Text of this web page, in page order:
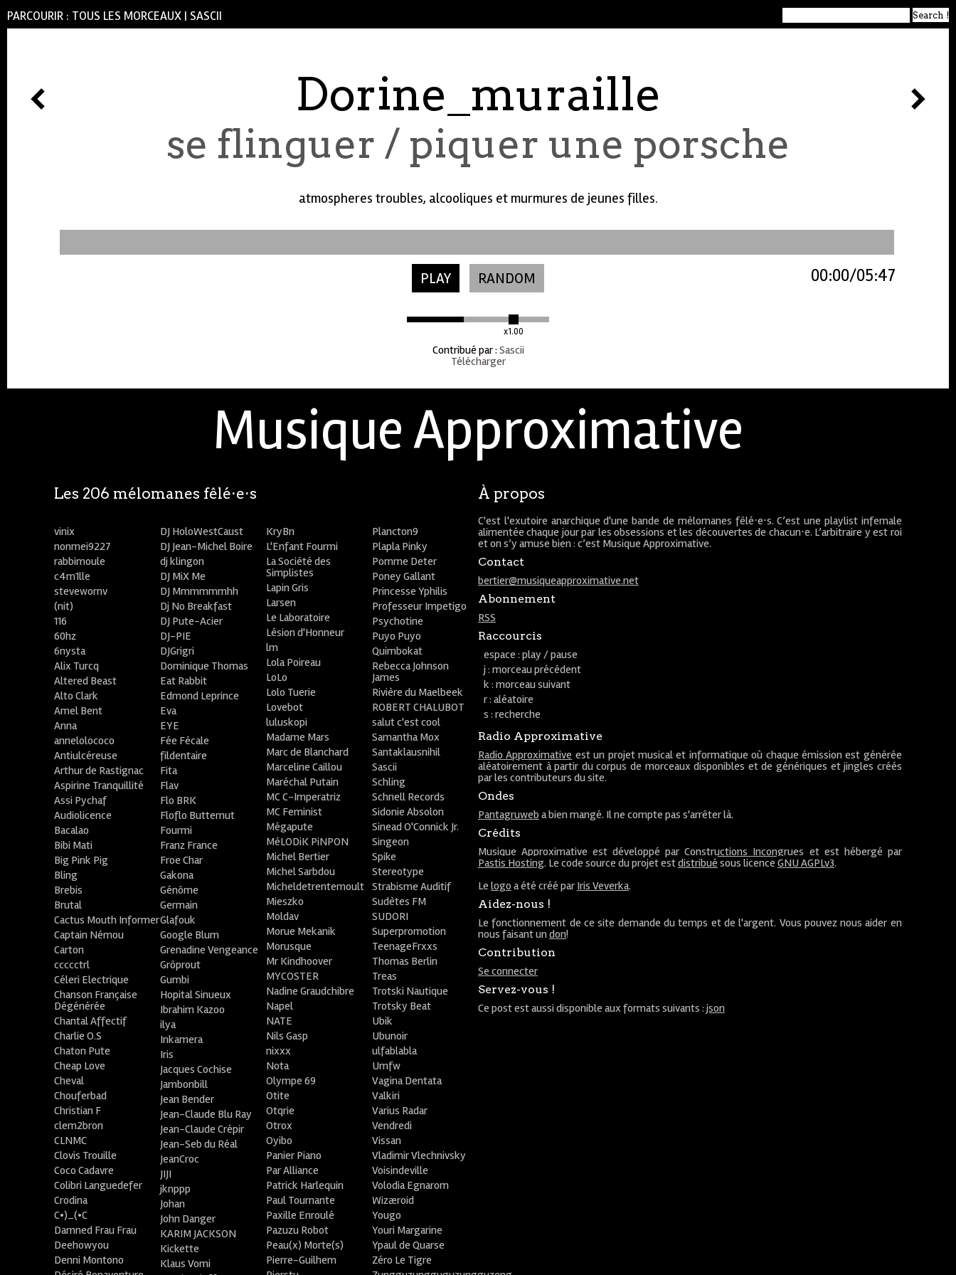
PARCOURIR : TOUS LES MORCEAUX | SASCII
Dorine_muraille
se flinguer / piquer une porsche
atmospheres troubles, alcooliques et murmures de jeunes filles.
PLAY RANDOM
x1.00
05:47
00:00
Contribué par: Sascii
Télécharger
Musique Approximative
À propos
C'est l'exutoire anarchique d'une bande de mélomanes fêlé⋅e⋅s. C’est une playlist infernale
alimentée chaque jour par les obsessions et les découvertes de chacun⋅e. L’arbitraire y est roi
et on s’y amuse bien : c’est Musique Approximative.
Contact
bertier@musiqueapproximative.net
Abonnement
RSS
Raccourcis
espace : play / pause
j : morceau précédent
k : morceau suivant
r : aléatoire
s : recherche
Radio Approximative
Radio Approximative est un projet musical et informatique où chaque émission est générée
aléatoirement à partir du corpus de morceaux disponibles et de génériques et jingles créés
par les contributeurs du site.
Ondes
Pantagruweb a bien mangé. Il ne compte pas s'arrêter là.
Crédits
Musique Approximative est développé parConstructions Incongrues et est hébergé par
Pastis Hosting. Le code source du projet estdistribué sous licence GNU AGPLv3.
Le logo a été créé par Iris Veverka.
Aidez-nous !
Le fonctionnement de ce site demande du temps et de l'argent. Vous pouvez nous aider en
nous faisant undon!
Contribution
Se connecter
Servez-vous !
Ce post est aussi disponible aux formats suivants : json
Les 206 mélomanes fêlé⋅e⋅s
vinix
nonmei9227
rabbimoule
c4m1lle
stevewornv
(nit)
116
60hz
6nysta
Alix Turcq
Altered Beast
Alto Clark
Amel Bent
Anna
annelolococo
Antiulcéreuse
Arthur de Rastignac
Aspirine Tranquillité
Assi Pychaf
Audiolicence
Bacalao
Bibi Mati
Big Pink Pig
Bling
Brebis
Brutal
Cactus Mouth Informer
Captain Némou
Carton
ccccctrl
Céleri Electrique
Chanson Française
Dégénérée
Chantal Affectif
Charlie O.S
Chaton Pute
Cheap Love
Cheval
Chouferbad
Christian F
clem2bron
CLNMC
Clovis Trouille
Coco Cadavre
Colibri Languedefer
Crodina
C•)_(•C
Damned Frau Frau
Deehowyou
Denni Montono
DJ HoloWestCaust
DJ Jean-Michel Boire
dj klingon
DJ MiX Me
DJ Mmmmmmhh
Dj No Breakfast
DJ Pute-Acier
DJ-PIE
DJGrigri
Dominique Thomas
Eat Rabbit
Edmond Leprince
Eva
EYE
Fée Fécale
fildentaire
Fita
Flav
Flo BRK
Floflo Butternut
Fourmi
Franz France
Froe Char
Gakona
Génôme
Germain
Glafouk
Google Blum
Grenadine Vengeance
Grôprout
Gumbi
Hopital Sinueux
Ibrahim Kazoo
ilya
Inkamera
Iris
Jacques Cochise
Jambonbill
Jean Bender
Jean-Claude Blu Ray
Jean-Claude Crépir
Jean-Seb du Réal
JeanCroc
JIJI
jknppp
Johan
John Danger
KARIM JACKSON
Kickette
Klaus Vomi
KryBn
L'Enfant Fourmi
La Société des
Simplistes
Lapin Gris
Larsen
Le Laboratoire
Lésion d'Honneur
lm
Lola Poireau
LoLo
Lolo Tuerie
Lovebot
luluskopi
Madame Mars
Marc de Blanchard
Marceline Caillou
Maréchal Putain
MC C-Imperatriz
MC Feminist
Mégapute
MéLODiK PiNPON
Michel Bertier
Michel Sarbdou
Micheldetrentemoult
Mieszko
Moldav
Morue Mekanik
Morusque
Mr Kindhoover
MYCOSTER
Nadine Graudchibre
Napel
NATE
Nils Gasp
nixxx
Nota
Olympe 69
Otite
Otqrie
Otrox
Oyibo
Panier Piano
Par Alliance
Patrick Harlequin
Paul Tournante
Paxille Enroulé
Pazuzu Robot
Peau(x) Morte(s)
Pierre-Guilhem
Plancton9
Plapla Pinky
Pomme Deter
Poney Gallant
Princesse Yphilis
Professeur Impetigo
Psychotine
Puyo Puyo
Quimbokat
Rebecca Johnson
James
Rivière du Maelbeek
ROBERT CHALUBOT
salut c'est cool
Samantha Mox
Santaklausnihil
Sascii
Schling
Schnell Records
Sidonie Absolon
Sinead O'Connick Jr.
Singeon
Spike
Stereotype
Strabisme Auditif
Sudètes FM
SUDORI
Superpromotion
TeenageFrxxs
Thomas Berlin
Treas
Trotski Nautique
Trotsky Beat
Ubik
Ubunoir
ulfablabla
Umfw
Vagina Dentata
Valkiri
Varius Radar
Vendredi
Vissan
Vladimir Vlechnivsky
Voisindeville
Volodia Egnarom
Wizæroid
Yougo
Youri Margarine
Ypaul de Quarse
Zéro Le Tigre